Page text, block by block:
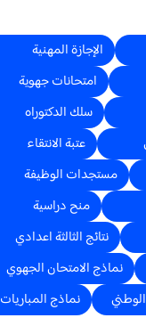
الإجازة المهنية
امتحانات جهوية
سلك الدكتوراه
عتبة الانتقاء
مستجدات الوظيفة
منح دراسية
نتائج الثالثة اعدادي
نماذج الامتحان الجهوي
نماذج المباريات